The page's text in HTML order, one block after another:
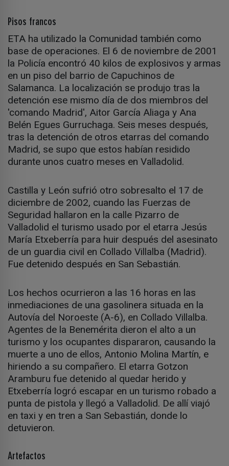
Pisos francos
ETA ha utilizado la Comunidad también como
base de operaciones. El 6 de noviembre de 2001
la Policía encontró 40 kilos de explosivos y armas
en un piso del barrio de Capuchinos de
Salamanca. La localización se produjo tras la
detención ese mismo día de dos miembros del
'comando Madrid', Aitor García Aliaga y Ana
Belén Egues Gurruchaga. Seis meses después,
tras la detención de otros etarras del comando
Madrid, se supo que estos habían residido
durante unos cuatro meses en Valladolid.
Castilla y León sufrió otro sobresalto el 17 de
diciembre de 2002, cuando las Fuerzas de
Seguridad hallaron en la calle Pizarro de
Valladolid el turismo usado por el etarra Jesús
María Etxeberría para huir después del asesinato
de un guardia civil en Collado Villalba (Madrid).
Fue detenido después en San Sebastián.
Los hechos ocurrieron a las 16 horas en las
inmediaciones de una gasolinera situada en la
Autovía del Noroeste (A-6), en Collado Villalba.
Agentes de la Benemérita dieron el alto a un
turismo y los ocupantes dispararon, causando la
muerte a uno de ellos, Antonio Molina Martín, e
hiriendo a su compañero. El etarra Gotzon
Aramburu fue detenido al quedar herido y
Etxeberría logró escapar en un turismo robado a
punta de pistola y llegó a Valladolid. De allí viajó
en taxi y en tren a San Sebastián, donde lo
detuvieron.
Artefactos